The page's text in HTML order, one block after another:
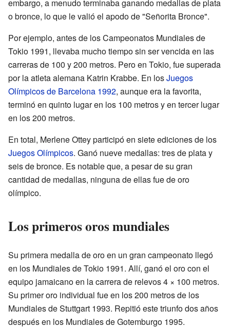
embargo, a menudo terminaba ganando medallas de plata
o bronce, lo que le valió el apodo de "Señorita Bronce".
Por ejemplo, antes de los Campeonatos Mundiales de
Tokio 1991, llevaba mucho tiempo sin ser vencida en las
carreras de 100 y 200 metros. Pero en Tokio, fue superada
por la atleta alemana Katrin Krabbe. En losJuegos
Olímpicos de Barcelona 1992, aunque era la favorita,
terminó en quinto lugar en los 100 metros y en tercer lugar
en los 200 metros.
En total, Merlene Ottey participó en siete ediciones de los
Juegos Olímpicos. Ganó nueve medallas: tres de plata y
seis de bronce. Es notable que, a pesar de su gran
cantidad de medallas, ninguna de ellas fue de oro
olímpico.
Los primeros oros mundiales
Su primera medalla de oro en un gran campeonato llegó
en los Mundiales de Tokio 1991. Allí, ganó el oro con el
equipo jamaicano en la carrera de relevos 4 × 100 metros.
Su primer oro individual fue en los 200 metros de los
Mundiales de Stuttgart 1993. Repitió este triunfo dos años
después en los Mundiales de Gotemburgo 1995.